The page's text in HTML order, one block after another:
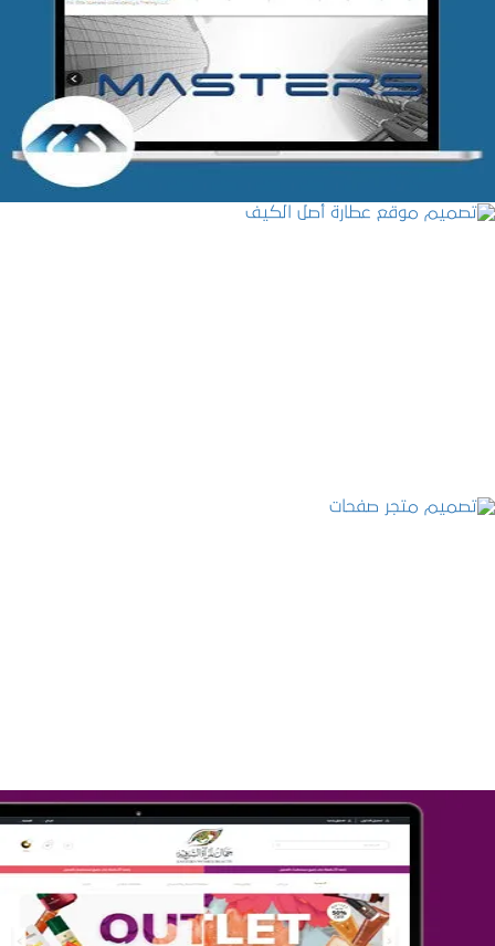
شركة MASTERS للتدريب
التفاصيل
تصميم متجر جمال المرأة الشرقية